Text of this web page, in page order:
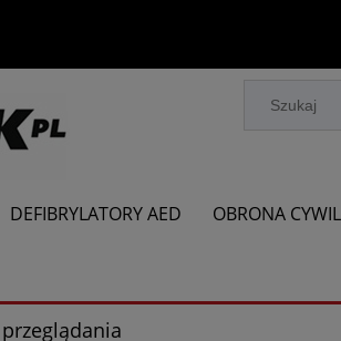
DEFIBRYLATORY AED OBRONA